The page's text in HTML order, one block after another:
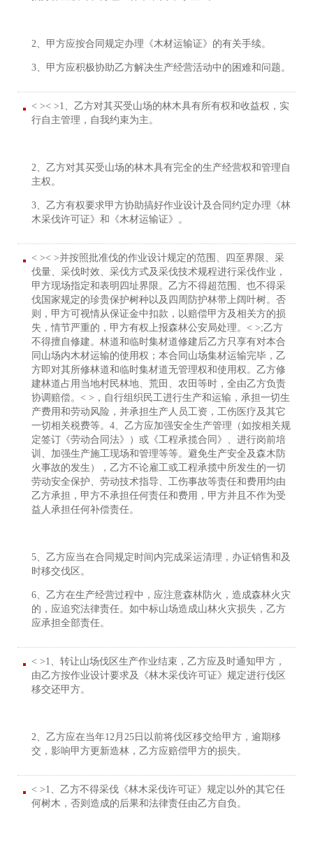
2、甲方应按合同规定办理《木材运输证》的有关手续。
3、甲方应积极协助乙方解决生产经营活动中的困难和问题。
< >< >1、乙方对其买受山场的林木具有所有权和收益权，实
行自主管理，自我约束为主。
2、乙方对其买受山场的林木具有完全的生产经营权和管理自
主权。
3、乙方有权要求甲方协助搞好作业设计及合同约定办理《林
木采伐许可证》和《木材运输证》。
< >< >并按照批准伐的作业设计规定的范围、四至界限、采
伐量、采伐时效、采伐方式及采伐技术规程进行采伐作业，
甲方现场指定和表明四址界限。乙方不得超范围、也不得采
伐国家规定的珍贵保护树种以及四周防护林带上阔叶树。否
则，甲方可视情从保证金中扣款，以赔偿甲方及相关方的损
失，情节严重的，甲方有权上报森林公安局处理。< >;乙方
不得擅自修建。林道和临时集材道修建后乙方只享有对本合
同山场内木材运输的使用权；本合同山场集材运输完毕，乙
方即对其所修林道和临时集材道无管理权和使用权。乙方修
建林道占用当地村民林地、荒田、农田等时，全由乙方负责
协调赔偿。< >，自行组织民工进行生产和运输，承担一切生
产费用和劳动风险，并承担生产人员工资，工伤医疗及其它
一切相关税费等。4、乙方应加强安全生产管理（如按相关规
定签订《劳动合同法》）或《工程承揽合同》、进行岗前培
训、加强生产施工现场和管理等等。避免生产安全及森木防
火事故的发生），乙方不论雇工或工程承揽中所发生的一切
劳动安全保护、劳动技术指导、工伤事故等责任和费用均由
乙方承担，甲方不承担任何责任和费用，甲方并且不作为受
益人承担任何补偿责任。
5、乙方应当在合同规定时间内完成采运清理，办证销售和及
时移交伐区。
6、乙方在生产经营过程中，应注意森林防火，造成森林火灾
的，应追究法律责任。如中标山场造成山林火灾损失，乙方
应承担全部责任。
< >1、转让山场伐区生产作业结束，乙方应及时通知甲方，
由乙方按作业设计要求及《林木采伐许可证》规定进行伐区
移交还甲方。
2、乙方应在当年12月25日以前将伐区移交给甲方，逾期移
交，影响甲方更新造林，乙方应赔偿甲方的损失。
< >1、乙方不得采伐《林木采伐许可证》规定以外的其它任
何树木，否则造成的后果和法律责任由乙方自负。